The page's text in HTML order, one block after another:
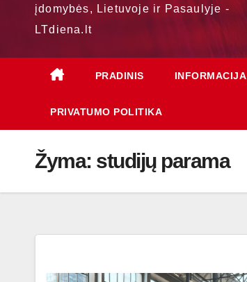
įdomybės, Lietuvoje ir Pasaulyje -
LTdiena.lt
PRADINIS INFORMACIJA
PRIVATUMO POLITIKA
Žyma: studijų parama